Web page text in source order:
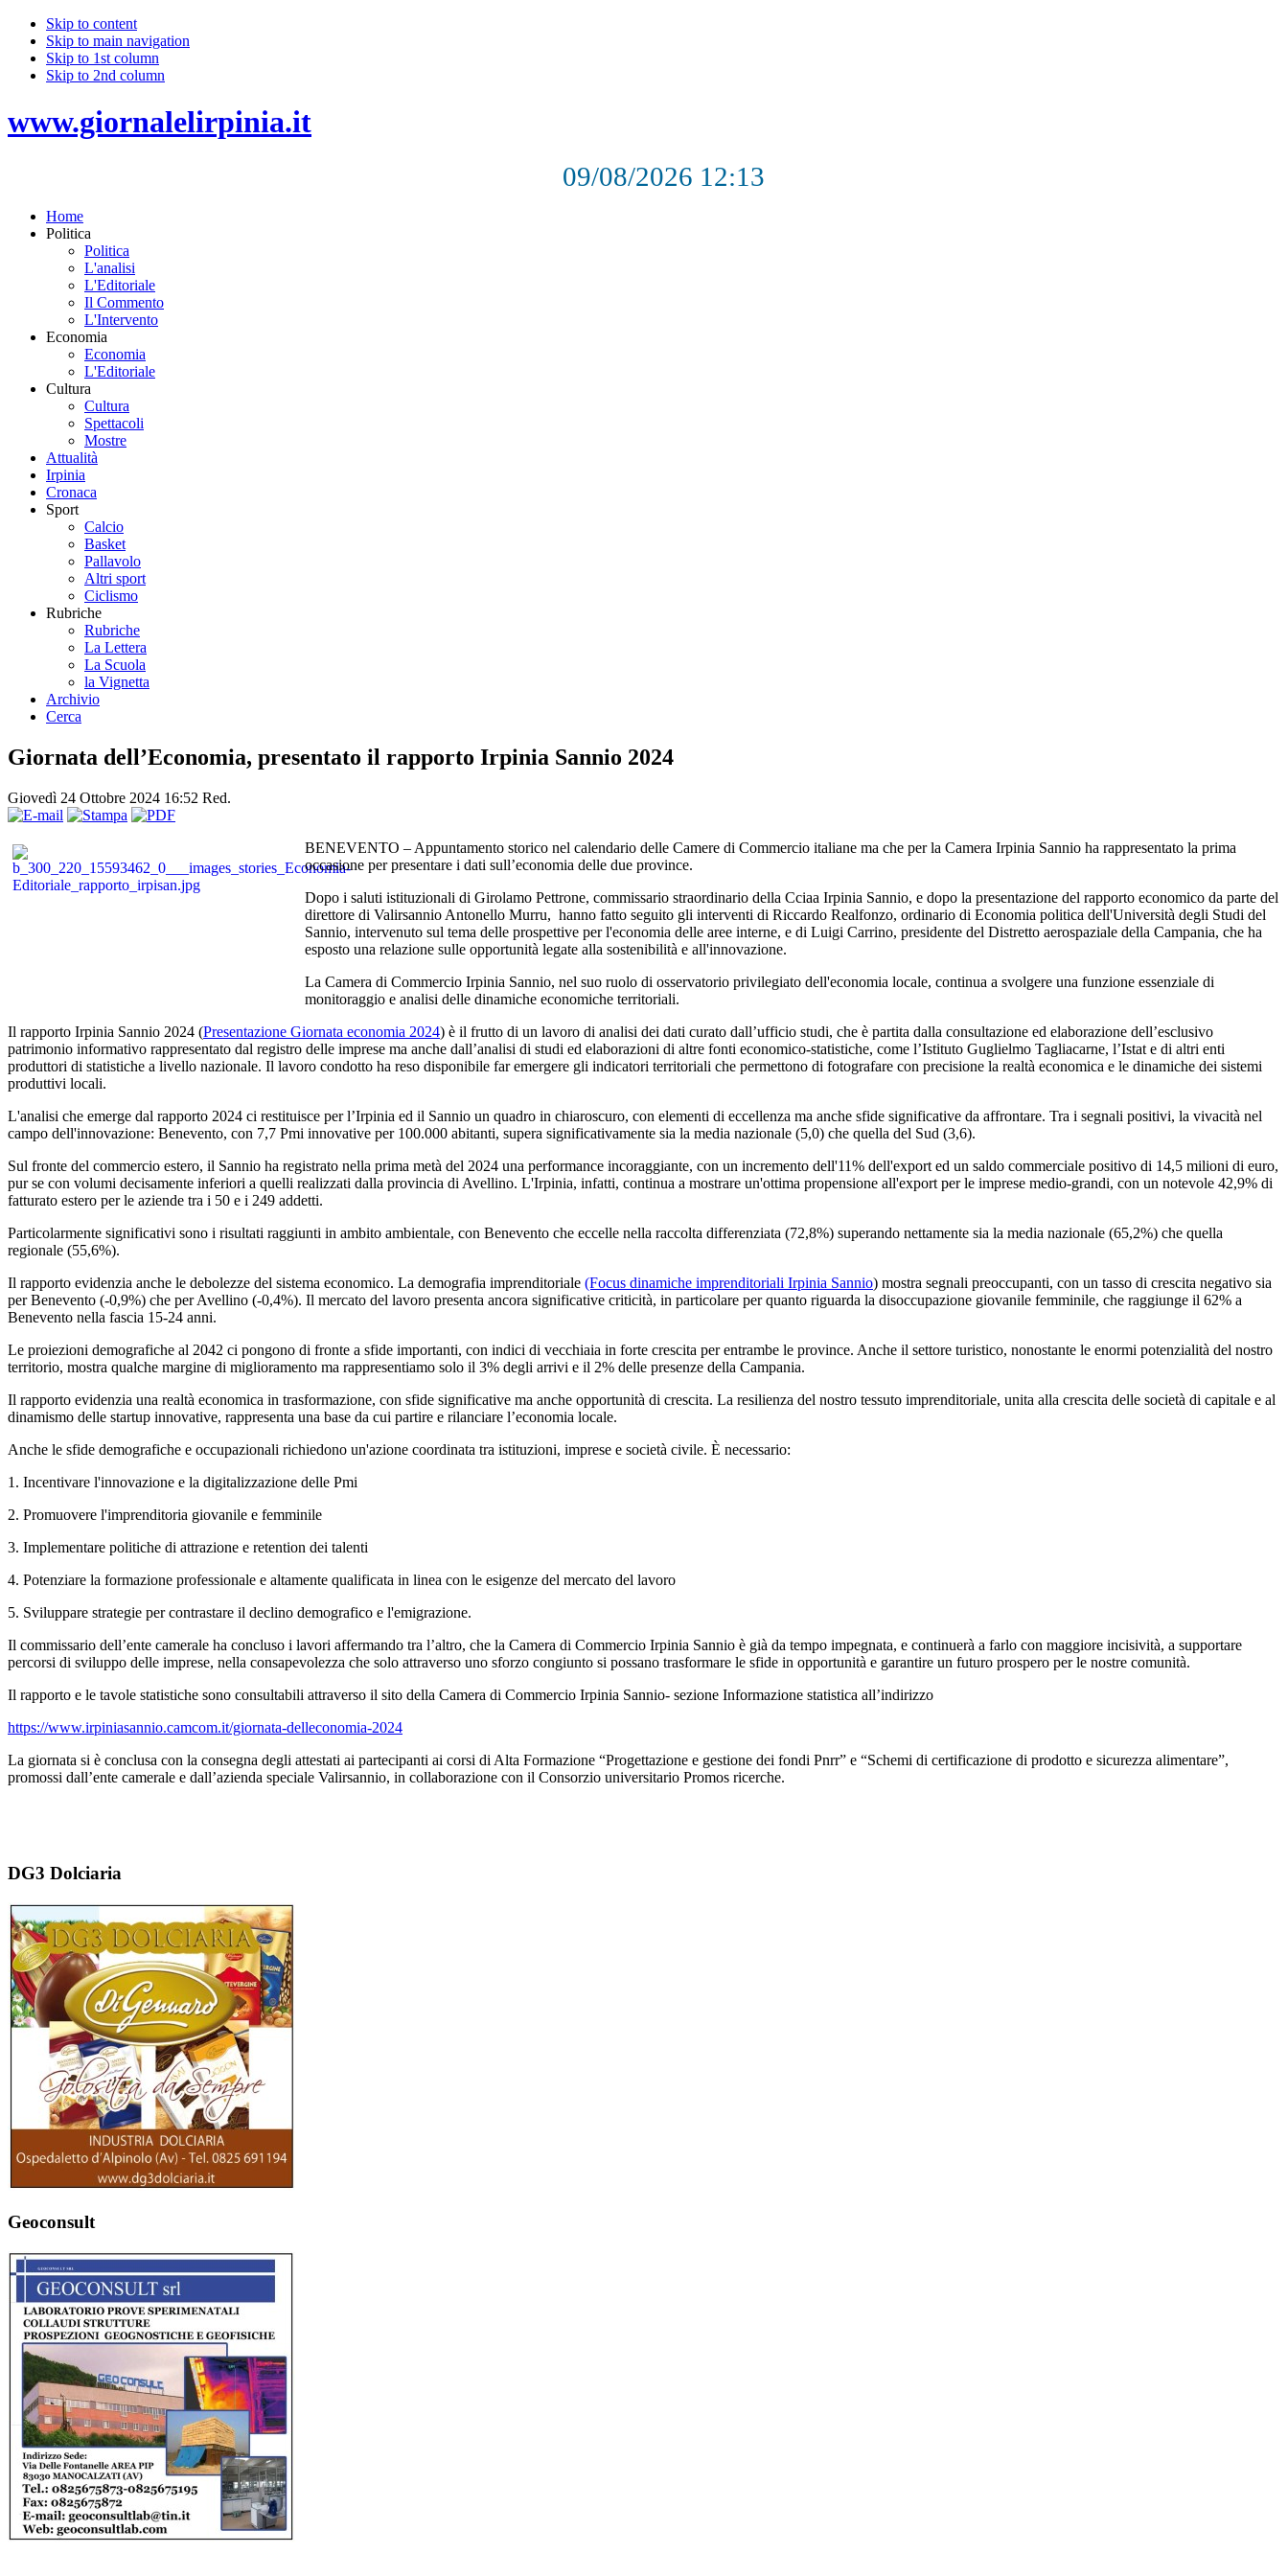
Skip to content
Skip to main navigation
Skip to 1st column
Skip to 2nd column
www.giornalelirpinia.it
09/08/2026 12:13
Home
Politica
Politica
L'analisi
L'Editoriale
Il Commento
L'Intervento
Economia
Economia
L'Editoriale
Cultura
Cultura
Spettacoli
Mostre
Attualità
Irpinia
Cronaca
Sport
Calcio
Basket
Pallavolo
Altri sport
Ciclismo
Rubriche
Rubriche
La Lettera
La Scuola
la Vignetta
Archivio
Cerca
Giornata dell’Economia, presentato il rapporto Irpinia Sannio 2024
Giovedì 24 Ottobre 2024 16:52 Red.
BENEVENTO – Appuntamento storico nel calendario delle Camere di Commercio italiane ma che per la Camera Irpinia Sannio ha rappresentato la prima
occasione per presentare i dati sull’economia delle due province.
Dopo i saluti istituzionali di Girolamo Pettrone, commissario straordinario della Cciaa Irpinia Sannio, e dopo la presentazione del rapporto economico da parte del
direttore di Valirsannio Antonello Murru, hanno fatto seguito gli interventi di Riccardo Realfonzo, ordinario di Economia politica dell'Università degli Studi del
Sannio, intervenuto sul tema delle prospettive per l'economia delle aree interne, e di Luigi Carrino, presidente del Distretto aerospaziale della Campania, che ha
esposto una relazione sulle opportunità legate alla sostenibilità e all'innovazione.
La Camera di Commercio Irpinia Sannio, nel suo ruolo di osservatorio privilegiato dell'economia locale, continua a svolgere una funzione essenziale di
monitoraggio e analisi delle dinamiche economiche territoriali.
Il rapporto Irpinia Sannio 2024 (Presentazione Giornata economia 2024) è il frutto di un lavoro di analisi dei dati curato dall’ufficio studi, che è partita dalla consultazione ed elaborazione dell’esclusivo
patrimonio informativo rappresentato dal registro delle imprese ma anche dall’analisi di studi ed elaborazioni di altre fonti economico-statistiche, come l’Istituto Guglielmo Tagliacarne, l’Istat e di altri enti
produttori di statistiche a livello nazionale. Il lavoro condotto ha reso disponibile far emergere gli indicatori territoriali che permettono di fotografare con precisione la realtà economica e le dinamiche dei sistemi
produttivi locali.
L'analisi che emerge dal rapporto 2024 ci restituisce per l’Irpinia ed il Sannio un quadro in chiaroscuro, con elementi di eccellenza ma anche sfide significative da affrontare. Tra i segnali positivi, la vivacità nel
campo dell'innovazione: Benevento, con 7,7 Pmi innovative per 100.000 abitanti, supera significativamente sia la media nazionale (5,0) che quella del Sud (3,6).
Sul fronte del commercio estero, il Sannio ha registrato nella prima metà del 2024 una performance incoraggiante, con un incremento dell'11% dell'export ed un saldo commerciale positivo di 14,5 milioni di euro,
pur se con volumi decisamente inferiori a quelli realizzati dalla provincia di Avellino. L'Irpinia, infatti, continua a mostrare un'ottima propensione all'export per le imprese medio-grandi, con un notevole 42,9% di
fatturato estero per le aziende tra i 50 e i 249 addetti.
Particolarmente significativi sono i risultati raggiunti in ambito ambientale, con Benevento che eccelle nella raccolta differenziata (72,8%) superando nettamente sia la media nazionale (65,2%) che quella
regionale (55,6%).
Il rapporto evidenzia anche le debolezze del sistema economico. La demografia imprenditoriale (Focus dinamiche imprenditoriali Irpinia Sannio) mostra segnali preoccupanti, con un tasso di crescita negativo sia
per Benevento (-0,9%) che per Avellino (-0,4%). Il mercato del lavoro presenta ancora significative criticità, in particolare per quanto riguarda la disoccupazione giovanile femminile, che raggiunge il 62% a
Benevento nella fascia 15-24 anni.
Le proiezioni demografiche al 2042 ci pongono di fronte a sfide importanti, con indici di vecchiaia in forte crescita per entrambe le province. Anche il settore turistico, nonostante le enormi potenzialità del nostro
territorio, mostra qualche margine di miglioramento ma rappresentiamo solo il 3% degli arrivi e il 2% delle presenze della Campania.
Il rapporto evidenzia una realtà economica in trasformazione, con sfide significative ma anche opportunità di crescita. La resilienza del nostro tessuto imprenditoriale, unita alla crescita delle società di capitale e al
dinamismo delle startup innovative, rappresenta una base da cui partire e rilanciare l’economia locale.
Anche le sfide demografiche e occupazionali richiedono un'azione coordinata tra istituzioni, imprese e società civile. È necessario:
1. Incentivare l'innovazione e la digitalizzazione delle Pmi
2. Promuovere l'imprenditoria giovanile e femminile
3. Implementare politiche di attrazione e retention dei talenti
4. Potenziare la formazione professionale e altamente qualificata in linea con le esigenze del mercato del lavoro
5. Sviluppare strategie per contrastare il declino demografico e l'emigrazione.
Il commissario dell’ente camerale ha concluso i lavori affermando tra l’altro, che la Camera di Commercio Irpinia Sannio è già da tempo impegnata, e continuerà a farlo con maggiore incisività, a supportare
percorsi di sviluppo delle imprese, nella consapevolezza che solo attraverso uno sforzo congiunto si possano trasformare le sfide in opportunità e garantire un futuro prospero per le nostre comunità.
Il rapporto e le tavole statistiche sono consultabili attraverso il sito della Camera di Commercio Irpinia Sannio- sezione Informazione statistica all’indirizzo
https://www.irpiniasannio.camcom.it/giornata-delleconomia-2024
La giornata si è conclusa con la consegna degli attestati ai partecipanti ai corsi di Alta Formazione “Progettazione e gestione dei fondi Pnrr” e “Schemi di certificazione di prodotto e sicurezza alimentare”,
promossi dall’ente camerale e dall’azienda speciale Valirsannio, in collaborazione con il Consorzio universitario Promos ricerche.
DG3 Dolciaria
Geoconsult